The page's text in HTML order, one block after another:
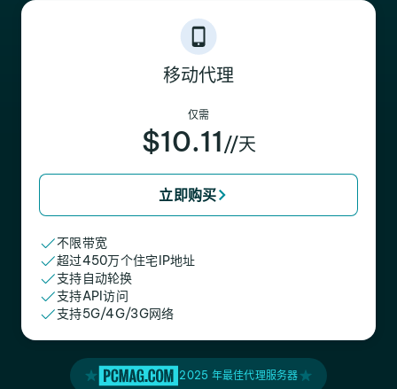
移动代理
仅需
$10.11 //天
立即购买
不限带宽
超过450万个住宅IP地址
支持自动轮换
支持API访问
支持5G/4G/3G网络
2025 年最佳代理服务器